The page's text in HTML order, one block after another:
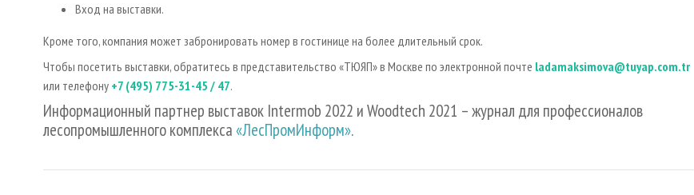
Вход на выставки.
Кроме того, компания может забронировать номер в гостинице на более длительный срок.
Чтобы посетить выставки, обратитесь в представительство «ТЮЯП» в Москве по электронной почте ladamaksimova@tuyap.com.tr
или телефону +7 (495) 775-31-45 / 47.
Информационный партнер выставок Intermob 2022 и Woodtech 2021 – журнал для профессионалов
лесопромышленного комплекса«ЛесПромИнформ».